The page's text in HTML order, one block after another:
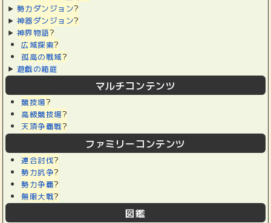
勢力ダンジョン?
神器ダンジョン?
神界物語?
広域探索?
孤高の戦域?
遊戯の箱庭
マルチコンテンツ
競技場?
高級競技場?
天頂争覇戦?
ファミリーコンテンツ
連合討伐?
勢力抗争?
勢力争覇?
無限大戦?
図鑑